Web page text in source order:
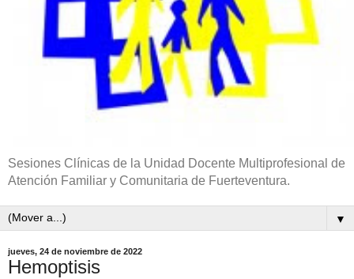
Sesiones Clínicas de la Unidad Docente Multiprofesional de
Atención Familiar y Comunitaria de Fuerteventura.
▼
jueves, 24 de noviembre de 2022
Hemoptisis